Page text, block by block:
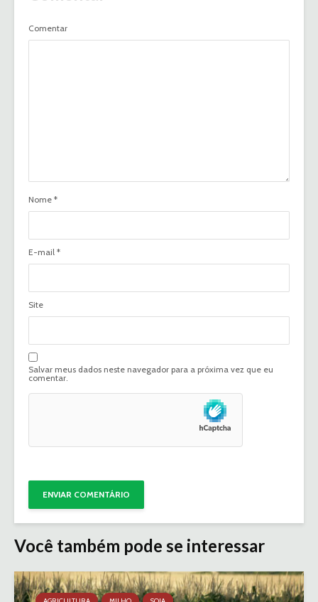
Comentar
Nome *
E-mail *
Site
Salvar meus dados neste navegador para a próxima vez que eu
comentar.
Você também pode se interessar